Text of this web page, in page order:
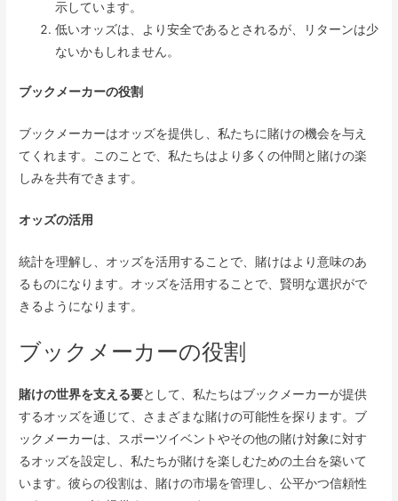
示しています。
低いオッズは、より安全であるとされるが、リターンは少
ないかもしれません。
ブックメーカーの役割
ブックメーカーはオッズを提供し、私たちに賭けの機会を与え
てくれます。このことで、私たちはより多くの仲間と賭けの楽
しみを共有できます。
オッズの活用
統計を理解し、オッズを活用することで、賭けはより意味のあ
るものになります。オッズを活用することで、賢明な選択がで
きるようになります。
ブックメーカーの役割
賭けの世界を支える要として、私たちはブックメーカーが提供
するオッズを通じて、さまざまな賭けの可能性を探ります。ブ
ックメーカーは、スポーツイベントやその他の賭け対象に対す
るオッズを設定し、私たちが賭けを楽しむための土台を築いて
います。彼らの役割は、賭けの市場を管理し、公平かつ信頼性